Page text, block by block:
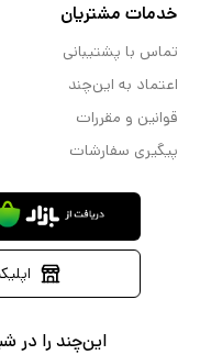
خدمات مشتریان
تماس با پشتیبانی
اعتماد به این‌چند
قوانین و مقررات
پیگیری سفارشات
این‌چند را در